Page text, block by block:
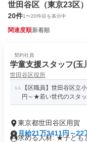
世田谷区（東京23区
20件1〜20件目を表示中
関連度順新着順
契約社員
学童支援スタッフ(玉
世田谷区役所
【区職員】世田谷区立
円～★若い世代のスタ
東京都世田谷区用賀
月給21万3411円～22
求める人材: ★子ども